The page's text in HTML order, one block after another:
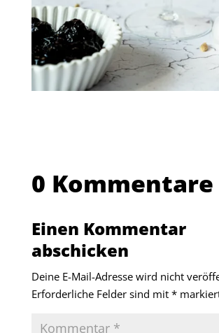
0 Kommentare
Einen Kommentar
abschicken
Deine E-Mail-Adresse wird nicht
Erforderliche Felder sind mit *